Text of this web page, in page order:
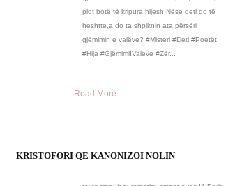
plot botë të kripura hijesh.Nëse deti do të
heshtte,a do ta shpiknin ata përsëri
gjëmimin e valëve? #Misteri #Deti #Poetët
#Hija #GjëmimiIValeve #Zër...
Read More
KRISTOFORI QE KANONIZOI NOLIN